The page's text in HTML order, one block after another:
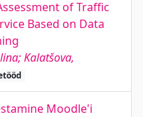
of Traffic
Based on Data
Kalatšova,
Moodle'i